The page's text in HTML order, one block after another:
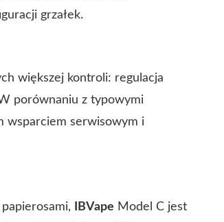
grzałek.
większej kontroli: regulacja
porównaniu z typowymi
wsparciem serwisowym i
IBVape Model C jest